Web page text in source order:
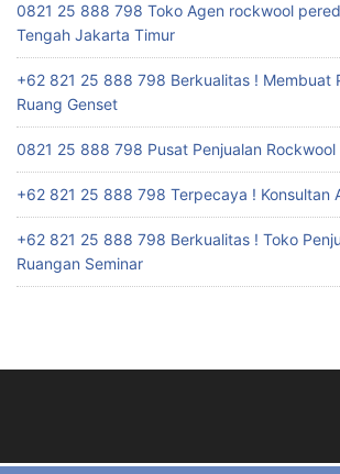
0821 25 888 798 Toko Agen rockwool
Tengah Jakarta Timur
+62 821 25 888 798 Berkualitas ! Membuat
Ruang Genset
0821 25 888 798 Pusat Penjualan
+62 821 25 888 798 Terpecaya ! Konsultan
+62 821 25 888 798 Berkualitas ! Toko
Ruangan Seminar